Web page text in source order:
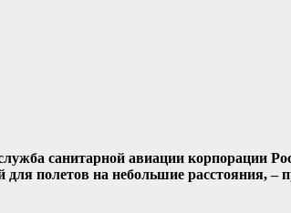
санитарной авиации корпорации
полетов на небольшие расстояния, –